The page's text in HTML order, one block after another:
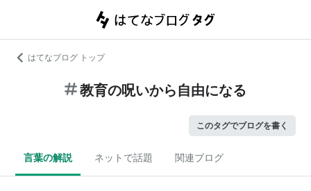
はてなブログ トップ
教育の呪いから自由になる
このタグでブログを書く
言葉の解説 ネットで話題 関連ブログ